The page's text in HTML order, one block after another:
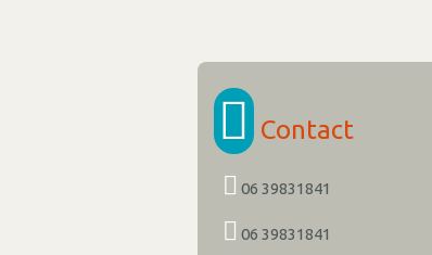
Contact
06 39831841
06 39831841